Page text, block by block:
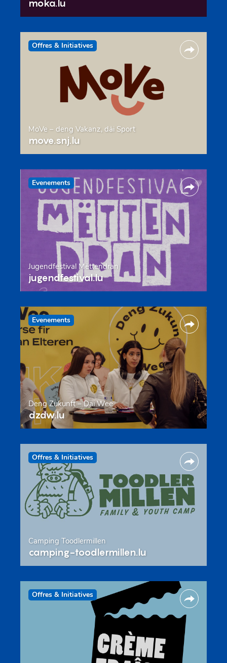
moka.lu
Offres & Initiatives
MoVe – deng Vakanz, däi Sport
move.snj.lu
Evenements
Jugendfestival Mëttendran
jugendfestival.lu
Evenements
Deng Zukunft – Däi Wee
dzdw.lu
Offres & Initiatives
Camping Toodlermillen
camping-toodlermillen.lu
Offres & Initiatives